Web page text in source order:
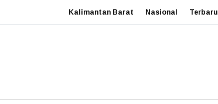
Kalimantan Barat Nasional Terbaru